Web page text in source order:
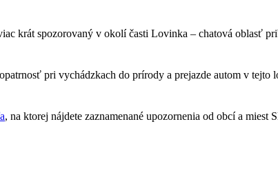
krát spozorovaný v okolí časti Lovinka – chatová oblasť
pri vychádzkach do prírody a prejazde autom v tejto
, na ktorej nájdete zaznamenané upozornenia od obcí a miest